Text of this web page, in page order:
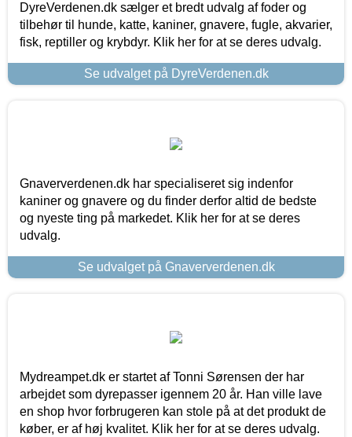
DyreVerdenen.dk sælger et bredt udvalg af foder og
tilbehør til hunde, katte, kaniner, gnavere, fugle, akvarier,
fisk, reptiller og krybdyr. Klik her for at se deres udvalg.
Se udvalget på DyreVerdenen.dk
Gnaververdenen.dk har specialiseret sig indenfor
kaniner og gnavere og du finder derfor altid de bedste
og nyeste ting på markedet. Klik her for at se deres
udvalg.
Se udvalget på Gnaververdenen.dk
Mydreampet.dk er startet af Tonni Sørensen der har
arbejdet som dyrepasser igennem 20 år. Han ville lave
en shop hvor forbrugeren kan stole på at det produkt de
køber, er af høj kvalitet. Klik her for at se deres udvalg.